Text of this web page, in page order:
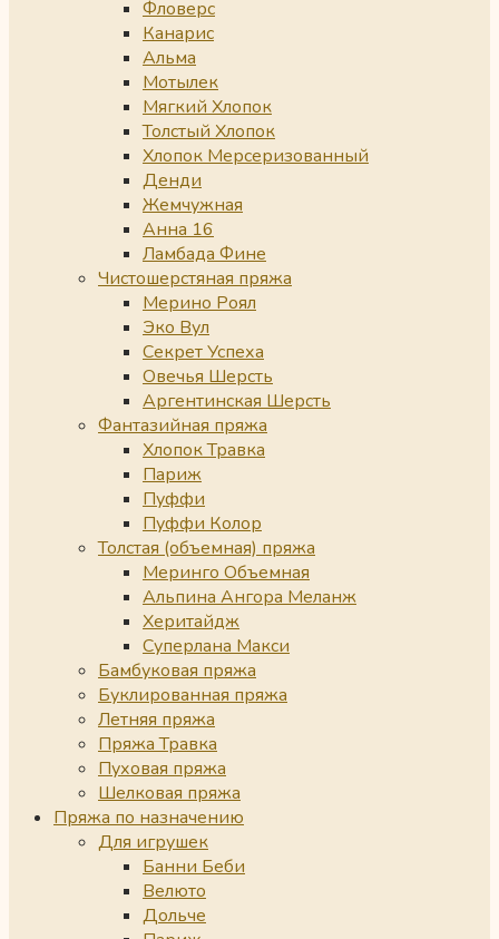
Фловерс
Канарис
Альма
Мотылек
Мягкий Хлопок
Толстый Хлопок
Хлопок Мерсеризованный
Денди
Жемчужная
Анна 16
Ламбада Фине
Чистошерстяная пряжа
Мерино Роял
Эко Вул
Секрет Успеха
Овечья Шерсть
Аргентинская Шерсть
Фантазийная пряжа
Хлопок Травка
Париж
Пуффи
Пуффи Колор
Толстая (объемная) пряжа
Меринго Объемная
Альпина Ангора Меланж
Херитайдж
Суперлана Макси
Бамбуковая пряжа
Буклированная пряжа
Летняя пряжа
Пряжа Травка
Пуховая пряжа
Шелковая пряжа
Пряжа по назначению
Для игрушек
Банни Беби
Велюто
Дольче